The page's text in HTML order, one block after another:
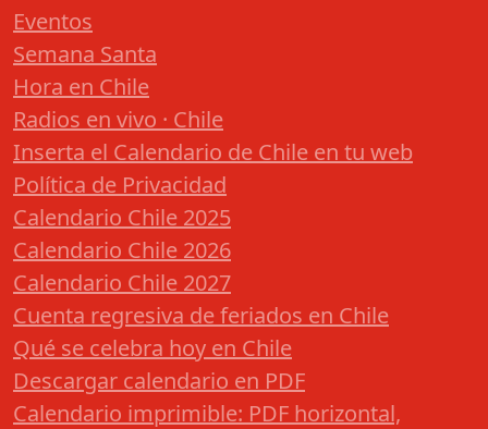
Eventos
Semana Santa
Hora en Chile
Radios en vivo · Chile
Inserta el Calendario de Chile en tu web
Política de Privacidad
Calendario Chile 2025
Calendario Chile 2026
Calendario Chile 2027
Cuenta regresiva de feriados en Chile
Qué se celebra hoy en Chile
Descargar calendario en PDF
Calendario imprimible: PDF horizontal,